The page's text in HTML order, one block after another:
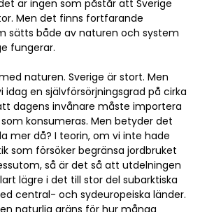
är ingen som påstår att Sverige
Men det finns fortfarande
sätts både av naturen och system
fungerar.
naturen. Sverige är stort. Men
idag en självförsörjningsgrad på cirka
dagens invånare måste importera
konsumeras. Men betyder det
mer då? I teorin, om vi inte hade
som försöker begränsa jordbruket
så är det så att utdelningen
lägre i det till stor del subarktiska
central- och sydeuropeiska länder.
naturlig gräns för hur många